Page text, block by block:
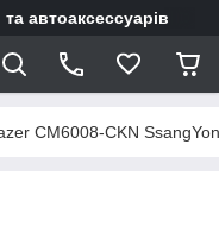
автоаксессуарів
CM6008-CKN